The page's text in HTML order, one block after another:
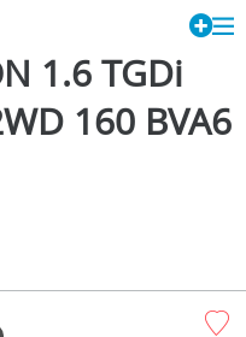
1.6 TGDi
160 BVA6